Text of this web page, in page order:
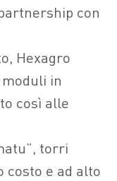
con
Hexagro
in
così alle
torri
costo e ad alto